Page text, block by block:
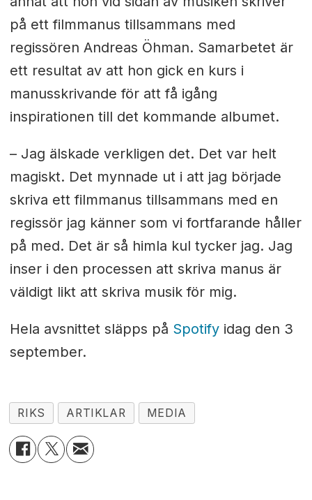
på ett filmmanus tillsammans med
regissören Andreas Öhman. Samarbetet är
ett resultat av att hon gick en kurs i
manusskrivande för att få igång
inspirationen till det kommande albumet.
– Jag älskade verkligen det. Det var helt
magiskt. Det mynnade ut i att jag började
skriva ett filmmanus tillsammans med en
regissör jag känner som vi fortfarande håller
på med. Det är så himla kul tycker jag. Jag
inser i den processen att skriva manus är
väldigt likt att skriva musik för mig.
Hela avsnittet släpps på Spotifyidag den 3
september.
RIKS ARTIKLAR MEDIA